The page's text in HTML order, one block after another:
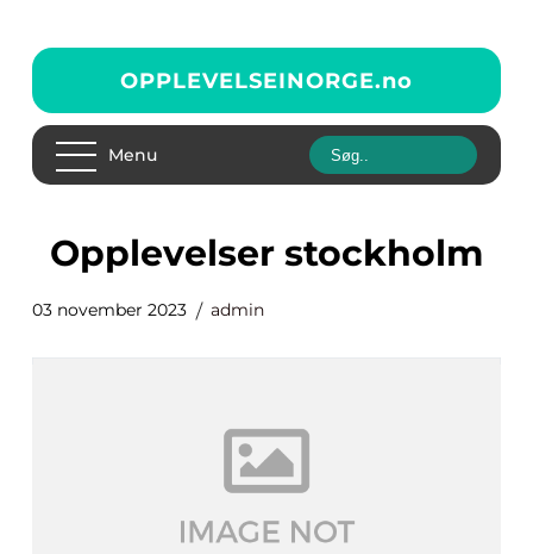
OPPLEVELSEINORGE.no
Menu
opplevelser stockholm
03 november 2023 admin